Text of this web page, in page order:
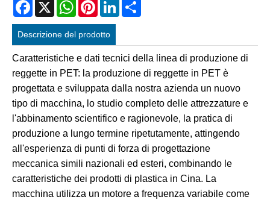
Facebook
X WhatsAppPinterestLinkedIn
Descrizione del prodotto
Caratteristiche e dati tecnici della linea di produzione di
reggette in PET: la produzione di reggette in PET è
progettata e sviluppata dalla nostra azienda un nuovo
tipo di macchina, lo studio completo delle attrezzature e
l'abbinamento scientifico e ragionevole, la pratica di
produzione a lungo termine ripetutamente, attingendo
all'esperienza di punti di forza di progettazione
meccanica simili nazionali ed esteri, combinando le
caratteristiche dei prodotti di plastica in Cina. La
macchina utilizza un motore a frequenza variabile come